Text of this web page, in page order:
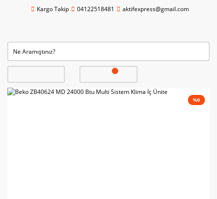
Kargo Takip 04122518481 aktifexpress@gmail.com
%0